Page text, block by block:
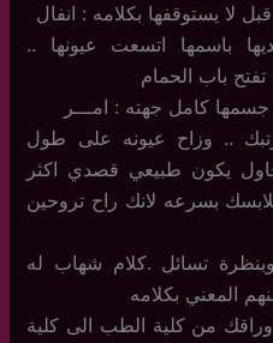
لا يستوقفها بكلامه : انفال
باسمها اتسعت عيونها ..
باب الحمام
كامل جهته : امـــر
.. وزاح عيونه على طول
يكون طبيعي قصدي اكثر
بسرعه لانك راح تروحين
تسائل .كلام شهاب له
المعني بكلامه
من كلية الطب الى كلية